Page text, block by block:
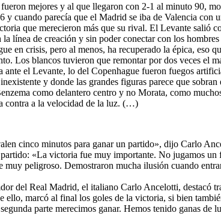
mejores y al que llegaron con 2-1 al minuto 90,
cuando parecía que el Madrid se iba de Valencia con
que merecieron más que su rival. El Levante salió
línea de creación y sin poder conectar con los
en crisis, pero al menos, ha recuperado la épica, eso
Los blancos tuvieron que remontar por dos veces el
el Levante, lo del Copenhague fueron fuegos
y donde las grandes figuras parece que
como delantero centro y no Morata, como
contra a la velocidad de la luz. (…)
cinco minutos para ganar un partido», dijo Carlo
«La victoria fue muy importante. No jugamos un
peligroso. Demostraron mucha ilusión cuando
del Real Madrid, el italiano Carlo Ancelotti, destacó
marcó al final los goles de la victoria, si bien
parte merecimos ganar. Hemos tenido ganas de